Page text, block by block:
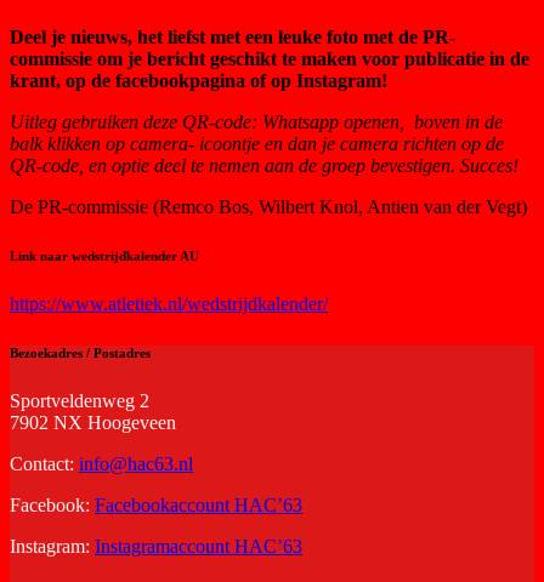
Deel je nieuws, het liefst met een leuke foto met de PR-
commissie om je bericht geschikt te maken voor publicatie in de
krant, op de facebookpagina of op Instagram!
Uitleg gebruiken deze QR-code: Whatsapp openen, boven in de
balk klikken op camera- icoontje en dan je camera richten op de
QR-code, en optie deel te nemen aan de groep bevestigen. Succes!
De PR-commissie (Remco Bos, Wilbert Knol, Antien van der Vegt)
Link naar wedstrijdkalender AU
https://www.atletiek.nl/wedstrijdkalender/
Bezoekadres / Postadres
Sportveldenweg 2
7902 NX Hoogeveen
Contact: info@hac63.nl
Facebook: Facebookaccount HAC’63
Instagram: Instagramaccount HAC’63